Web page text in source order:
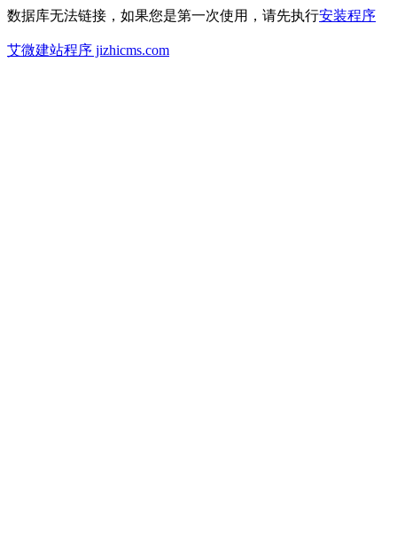
数据库无法链接，如果您是第一次使用，请先执行安装程序
艾微建站程序 jizhicms.com